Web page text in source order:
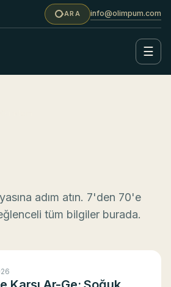
ARA info@olimpum.com
☰
adım atın. 7'den 70'e
tüm bilgiler burada.